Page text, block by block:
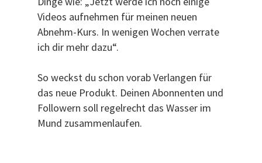
Videos aufnehmen für meinen neuen
Abnehm-Kurs. In wenigen Wochen verrate
ich dir mehr dazu“.
So weckst du schon vorab Verlangen für
das neue Produkt. Deinen Abonnenten und
Followern soll regelrecht das Wasser im
Mund zusammenlaufen.